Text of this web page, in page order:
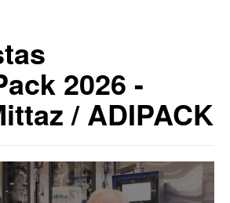
2026 -
/ ADIPACK